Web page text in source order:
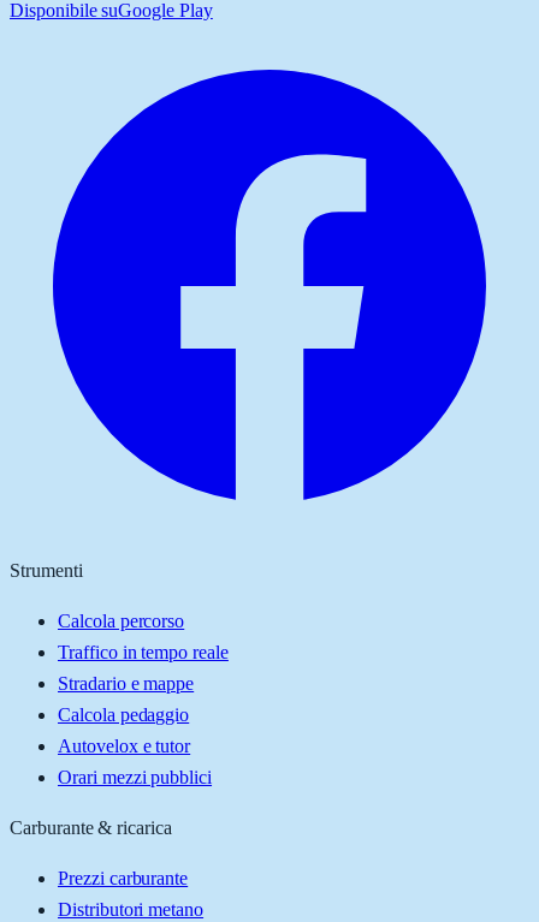
Disponibile suGoogle Play
Strumenti
Calcola percorso
Traffico in tempo reale
Stradario e mappe
Calcola pedaggio
Autovelox e tutor
Orari mezzi pubblici
Carburante & ricarica
Prezzi carburante
Distributori metano